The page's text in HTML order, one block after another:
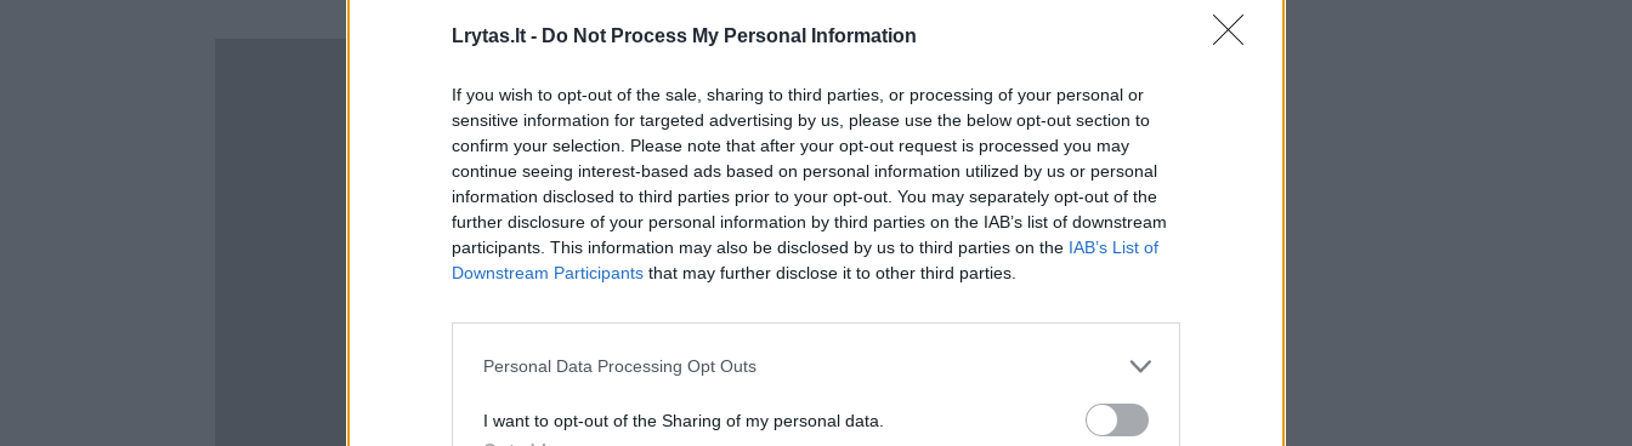
Lrytas.lt - Do Not Process My Personal Information
If you wish to opt-out of the sale, sharing to third parties, or processing of your personal or
sensitive information for targeted advertising by us, please use the below opt-out section to
confirm your selection. Please note that after your opt-out request is processed you may
continue seeing interest-based ads based on personal information utilized by us or personal
information disclosed to third parties prior to your opt-out. You may separately opt-out of the
further disclosure of your personal information by third parties on the IAB’s list of downstream
participants. This information may also be disclosed by us to third parties on the IAB’s List of
Downstream Participants that may further disclose it to other third parties.
Personal Data Processing Opt Outs
I want to opt-out of the Sharing of my personal data.